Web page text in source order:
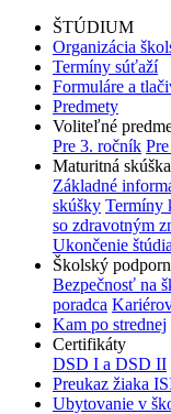
ŠTÚDIUM
Organizácia
Termíny súťaží
Formuláre a
Predmety
Voliteľné
Pre 3. ročník
Maturitná skúška
Základné
skúšky Termíny
so zdravotným
Ukončenie štúdia
Školský
Bezpečnosť na
poradca
Kam po strednej
Certifikáty
DSD I a DSD II
Preukaz žiaka
Ubytovanie v